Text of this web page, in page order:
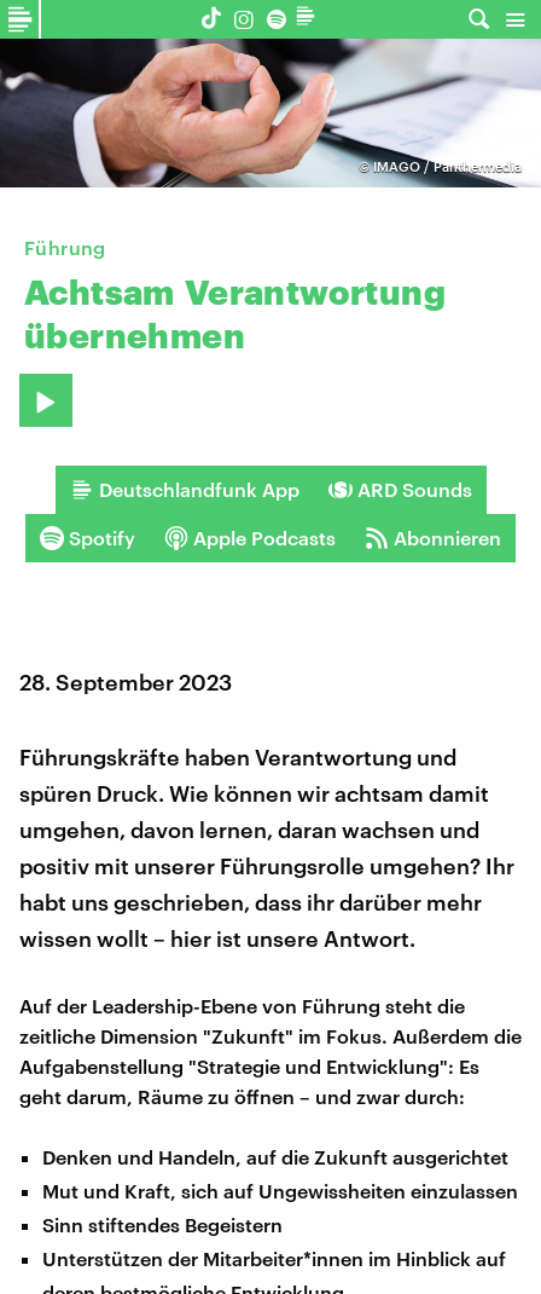
©IMAGO / Panthermedia
Führung
Achtsam Verantwortung
übernehmen
Deutschlandfunk App ARD Sounds
Spotify Apple Podcasts Abonnieren
28. September 2023
Führungskräfte haben Verantwortung und
spüren Druck. Wie können wir achtsam damit
umgehen, davon lernen, daran wachsen und
positiv mit unserer Führungsrolle umgehen? Ihr
habt uns geschrieben, dass ihr darüber mehr
wissen wollt – hier ist unsere Antwort.
Auf der Leadership-Ebene von Führung steht die
zeitliche Dimension "Zukunft" im Fokus. Außerdem die
Aufgabenstellung "Strategie und Entwicklung": Es
geht darum, Räume zu öffnen – und zwar durch:
Denken und Handeln, auf die Zukunft ausgerichtet
Mut und Kraft, sich auf Ungewissheiten einzulassen
Sinn stiftendes Begeistern
Unterstützen der Mitarbeiter*innen im Hinblick auf